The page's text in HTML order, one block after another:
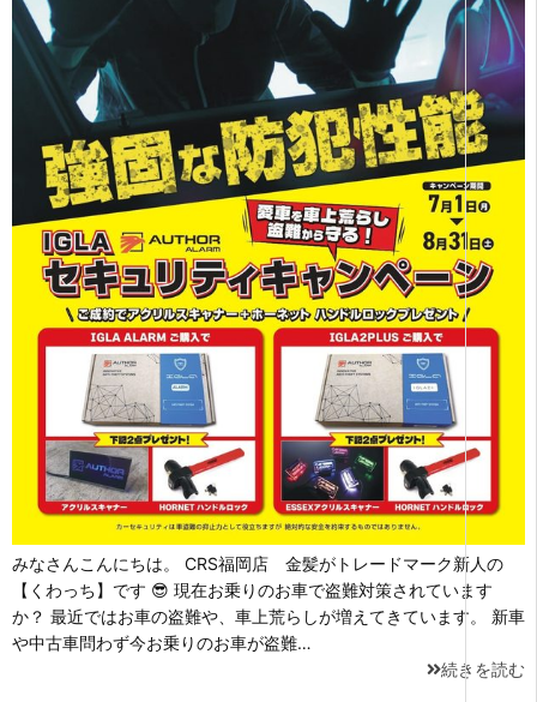
みなさんこんにちは。 CRS福岡店 金髪がトレードマーク新人の
【くわっち】です 😎 現在お乗りのお車で盗難対策されています
か？ 最近ではお車の盗難や、車上荒らしが増えてきています。 新車
や中古車問わず今お乗りのお車が盗難…
続きを読む